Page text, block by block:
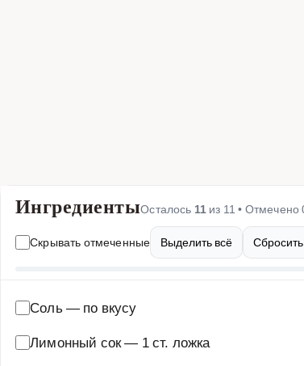
ИнгредиентыОсталось 11 из 11 • Отмечено
Скрывать отмеченные Выделить всё Сбросить
Соль — по вкусу
Лимонный сок— 1 ст. ложка